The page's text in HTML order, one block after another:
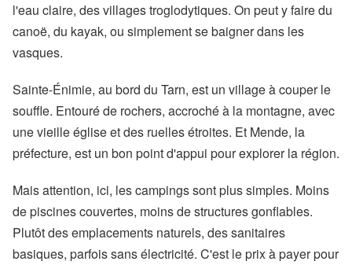
l'eau claire, des villages troglodytiques. On peut y faire du
canoë, du kayak, ou simplement se baigner dans les
vasques.
Sainte-Énimie, au bord du Tarn, est un village à couper le
souffle. Entouré de rochers, accroché à la montagne, avec
une vieille église et des ruelles étroites. Et Mende, la
préfecture, est un bon point d'appui pour explorer la région.
Mais attention, ici, les campings sont plus simples. Moins
de piscines couvertes, moins de structures gonflables.
Plutôt des emplacements naturels, des sanitaires
basiques, parfois sans électricité. C'est le prix à payer pour